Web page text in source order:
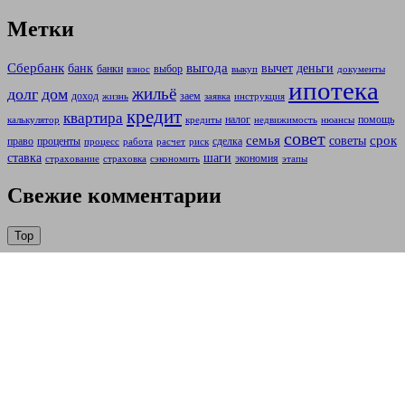
Метки
Сбербанк банк банки взнос выбор выгода выкуп вычет деньги документы
долг дом доход жизнь жильё заем заявка инструкция ипотека
калькулятор квартира кредит кредиты налог недвижимость нюансы помощь
право проценты процесс работа расчет риск сделка семья совет советы срок
ставка страхование страховка сэкономить шаги экономия этапы
Свежие комментарии
Top